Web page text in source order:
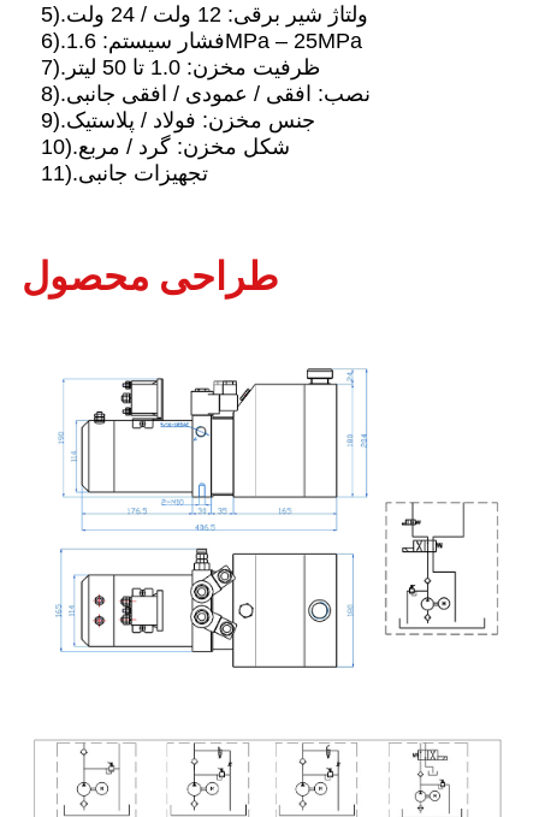
5).ولتاژ شیر برقی: 12 ولت / 24 ولت
6).فشار سیستم: 1.6MPa – 25MPa
7).ظرفیت مخزن: 1.0 تا 50 لیتر
8).نصب: افقی / عمودی / افقی جانبی
9).جنس مخزن: فولاد / پلاستیک
10).شکل مخزن: گرد / مربع
11).تجهیزات جانبی
طراحی محصول